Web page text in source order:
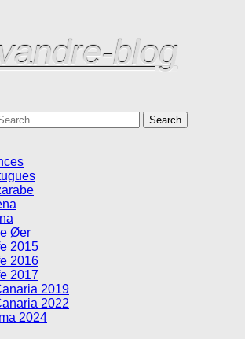
blog
Øer
2015
2016
2017
2019
2022
2024